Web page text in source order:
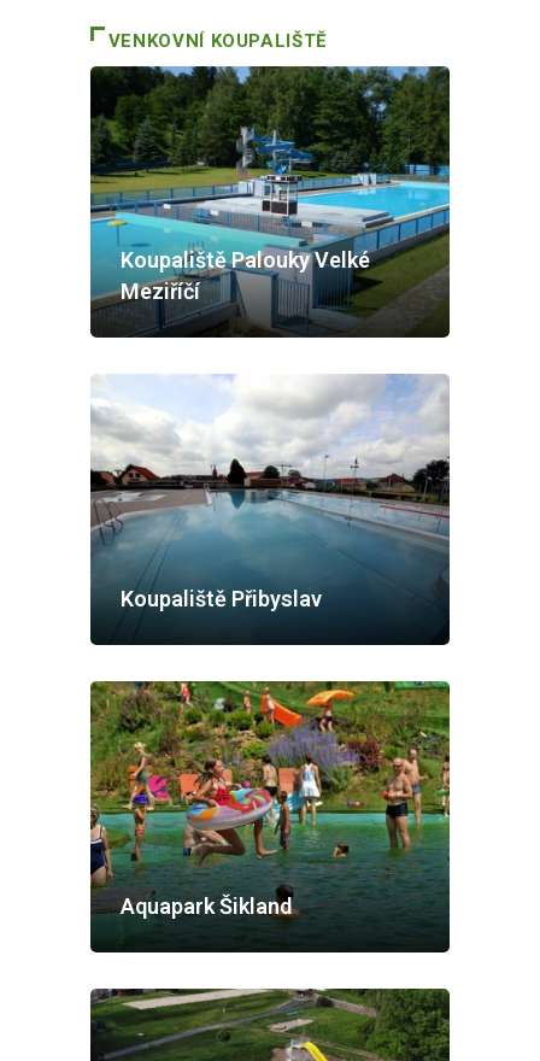
VENKOVNÍ KOUPALIŠTĚ
Koupaliště Palouky Velké
Meziříčí
Koupaliště Přibyslav
Aquapark Šikland